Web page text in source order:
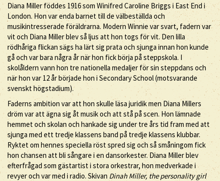
Diana Miller föddes 1916 som Winifred Caroline Briggs i East End i
London. Hon var enda barnet till de välbeställda och
musikintresserade föräldrarna. Modern Winnie var svart, fadern var
vit och Diana Miller blev så ljus att hon togs för vit. Den lilla
rödhåriga flickan sägs ha lärt sig prata och sjunga innan hon kunde
gå och var bara några år när hon fick börja på steppskola. I
skolåldern vann hon tre nationella medaljer för sin steppdans och
när hon var 12 år började hon i Secondary School (motsvarande
svenskt högstadium).
Faderns ambition var att hon skulle läsa juridik men Diana Millers
dröm var att ägna sig åt musik och att stå på scen. Hon lämnade
hemmet och skolan och hankade sig under tre års tid fram med att
sjunga med ett tredje klassens band på tredje klassens klubbar.
Ryktet om hennes speciella röst spred sig och så småningom fick
hon chansen att bli sångare i en dansorkester. Diana Miller blev
efterfrågad som gästartist i stora orkestrar, hon medverkade i
revyer och var med i radio. Skivan Dinah Miller, the personality girl